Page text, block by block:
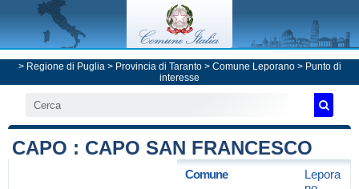
> Regione di Puglia> Provincia di Taranto> Comune Leporano> Punto di
interesse
CAPO : CAPO SAN FRANCESCO
Comune
Lepora